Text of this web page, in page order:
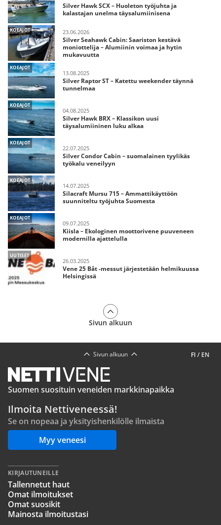
Silver Hawk SCX – Huoleton työjuhta ja
kalastajan unelma täysalumiinisena
KOEAJOT 23.06.2026
Silver Seahawk Cabin: Saariston kestävä
moniottelija – Alumiinin voimaa ja hytin
mukavuutta
KOEAJOT
13.08.2025
Silver Raptor ST – Katettu weekender täynnä
tunnelmaa
KOEAJOT
04.08.2025
Silver Hawk BRX – Klassikon uusi
täysalumiininen luku alkaa
KOEAJOT
22.07.2025
Silver Condor Cabin – suomalainen tyylikäs
työkalu veneilyyn
KOEAJOT
14.07.2025
Silacraft Mursu 715 – Ammattikäyttöön
suunniteltu työjuhta Suomesta
KOEAJOT
09.07.2025
Kiisla – Ekologinen moottorivene puuveneen
modernilla ajattelulla
UUTISET
26.03.2025
Vene 25 Båt -messut järjestetään helmikuussa
Helsingissä
Sivun alkuun
FI / EN
Sivun alkuun
Suomen suosituin veneiden markkinapaikka
Ilmoita Nettiveneessä!
Se on nopeaa ja yksityishenkilölle ilmaista
Myy veneesi
KIRJAUTUNEILLE
Tallennetut haut
Omat ilmoitukset
Omat suosikit
Mainosta ilmoitustasi